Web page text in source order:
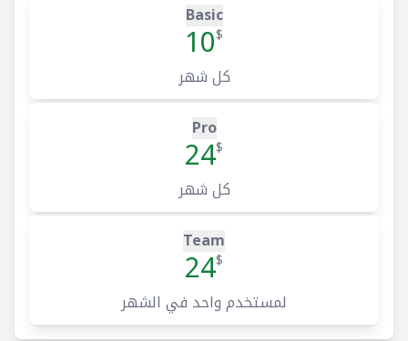
Basic
$
10
كل شهر
Pro
$
24
كل شهر
Team
$
24
لمستخدم واحد في الشهر